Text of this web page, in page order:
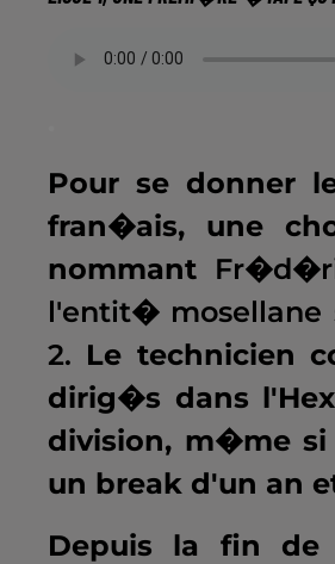
Pour se donner
fran�ais, une
nommant
l'entit� mosellane
2. Le technicien
dirig�s dans
division, m�me
un break d'un an
Depuis la fin de